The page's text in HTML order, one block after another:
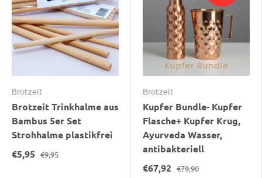
Brotzeit
Brotzeit Trinkhalme aus
Bambus 5er Set
Strohhalme plastikfrei
€5,95 €9,95
Brotzeit
Kupfer Bundle- Kupfer
Flasche+ Kupfer Krug,
Ayurveda Wasser,
antibakteriell
€67,92 €79,90